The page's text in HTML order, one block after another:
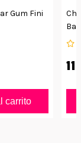
Gum Fini
carrito